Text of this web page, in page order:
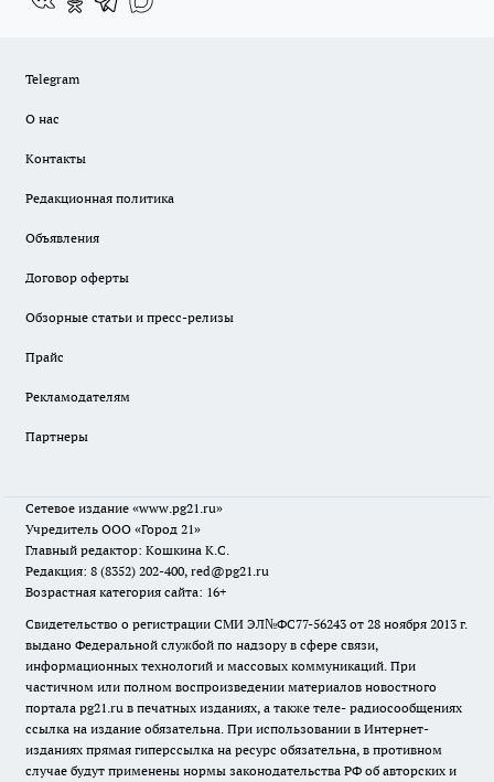
Telegram
О нас
Контакты
Редакционная политика
Объявления
Договор оферты
Обзорные статьи и пресс-релизы
Прайс
Рекламодателям
Партнеры
Сетевое издание «www.pg21.ru»
Учредитель ООО «Город 21»
Главный редактор: Кошкина К.С.
Редакция: 8 (8352) 202-400, red@pg21.ru
Возрастная категория сайта: 16+
Свидетельство о регистрации СМИ ЭЛ№ФС77-56243 от 28 ноября 2013 г.
выдано Федеральной службой по надзору в сфере связи,
информационных технологий и массовых коммуникаций. При
частичном или полном воспроизведении материалов новостного
портала pg21.ru в печатных изданиях, а также теле- радиосообщениях
ссылка на издание обязательна. При использовании в Интернет-
изданиях прямая гиперссылка на ресурс обязательна, в противном
случае будут применены нормы законодательства РФ об авторских и